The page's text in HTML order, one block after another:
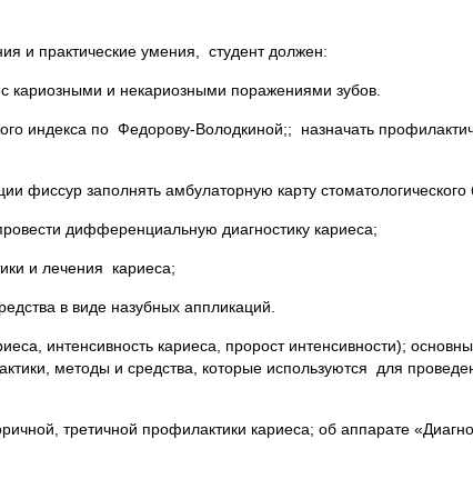
и практические умения, студент должен:
кариозными и некариозными поражениями зубов.
индекса по Федорову-Володкиной;; назначать
заполнять амбулаторную карту стоматологического
дифференциальную диагностику кариеса;
и лечения кариеса;
в виде назубных аппликаций.
интенсивность кариеса, пророст интенсивности);
методы и средства, которые используются для
третичной профилактики кариеса; об аппарате